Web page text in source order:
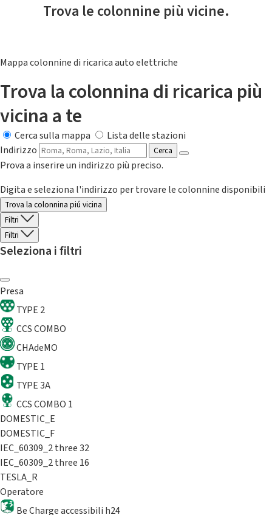
Trova le colonnine più vicine.
Mappa colonnine di ricarica auto elettriche
Trova la colonnina di ricarica più
vicina a te
Cerca sulla mappa
Lista delle stazioni
Indirizzo
Cerca
Prova a inserire un indirizzo più preciso.
Digita e seleziona l'indirizzo per trovare le colonnine disponibili
Trova la colonnina piú vicina
Filtri
Filtri
Seleziona i filtri
Presa
TYPE 2
CCS COMBO
CHAdeMO
TYPE 1
TYPE 3A
CCS COMBO 1
DOMESTIC_E
DOMESTIC_F
IEC_60309_2 three 32
IEC_60309_2 three 16
TESLA_R
Operatore
Be Charge accessibili h24